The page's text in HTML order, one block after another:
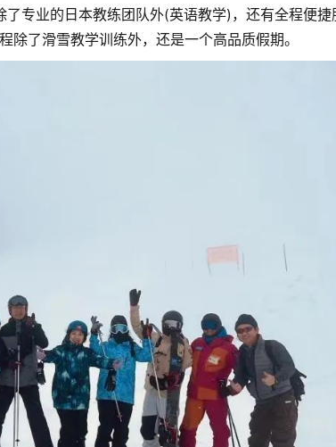
专业的日本教练团队外(英语教学)，还有全程便捷
了滑雪教学训练外，还是一个高品质假期。